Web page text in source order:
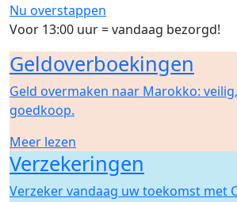
Nu overstappen
Voor 13:00 uur = vandaag bezorgd!
Geldoverboekingen
Geld overmaken naar Marokko:
goedkoop.
Meer lezen
Verzekeringen
Verzeker vandaag uw toekomst met